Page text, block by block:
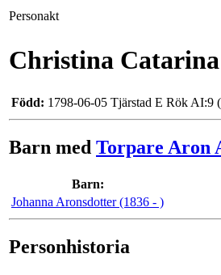
Personakt
Christina
Född: 1798-06-05 Tjärstad E Rök AI:9
Barn med Torpare Aron
Barn:
Johanna Aronsdotter (1836 - )
Personhistoria